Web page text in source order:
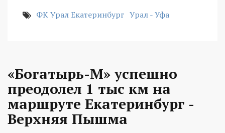
ФК Урал Екатеринбург Урал - Уфа
«Богатырь-М» успешно
преодолел 1 тыс км на
маршруте Екатеринбург -
Верхняя Пышма